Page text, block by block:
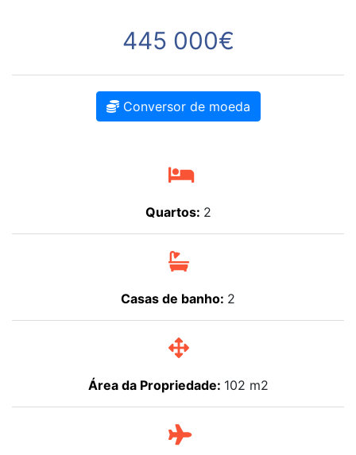
445 000€
Conversor de moeda
Quartos: 2
Casas de banho: 2
Área da Propriedade: 102 m2